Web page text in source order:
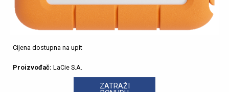
Cijena dostupna na upit
Proizvođač: LaCie S.A.
ZATRAŽI